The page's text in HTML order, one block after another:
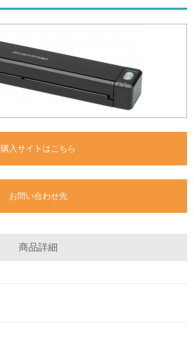
購入サイトはこちら
お問い合わせ先
商品詳細